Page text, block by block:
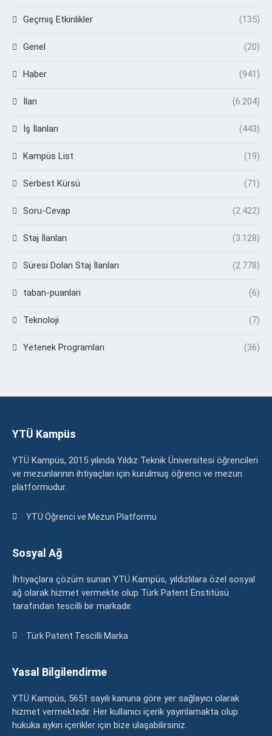
Geçmiş Etkinlikler (135)
Genel (20)
Haber (941)
İlan (6.204)
İş İlanları (443)
Kampüs List (19)
Serbest Kürsü (71)
Soru-Cevap (2.422)
Staj İlanları (3.128)
Süresi Dolan Staj İlanları (2.778)
taban-puanlari (6)
Teknoloji (7)
Yetenek Programları (36)
YTÜ Kampüs
YTÜ Kampüs, 2015 yılında Yıldız Teknik Üniversitesi öğrencileri
ve mezunlarının ihtiyaçları için kurulmuş öğrenci ve mezun
platformudur.
YTÜ Öğrenci ve Mezun Platformu
Sosyal Ağ
İhtiyaçlara çözüm sunan YTÜ Kampüs, yıldızlılara özel sosyal
ağ olarak hizmet vermekte olup Türk Patent Enstitüsü
tarafından tescilli bir markadır.
Türk Patent Tescilli Marka
Yasal Bilgilendirme
YTÜ Kampüs, 5651 sayılı kanuna göre yer sağlayıcı olarak
hizmet vermektedir. Her kullanıcı içerik yayınlamakta olup
hukuka aykırı içerikler için bize ulaşabilirsiniz.